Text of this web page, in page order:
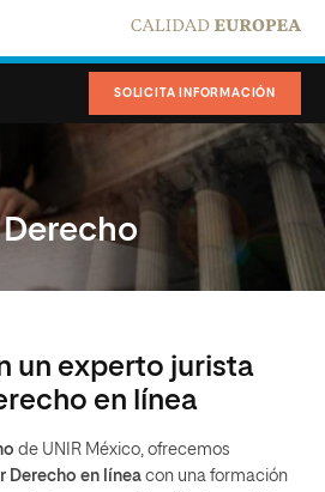
SOLICITA INFORMACIÓN
un experto jurista
en línea
de UNIR México, ofrecemos
Derecho en línea con una formación